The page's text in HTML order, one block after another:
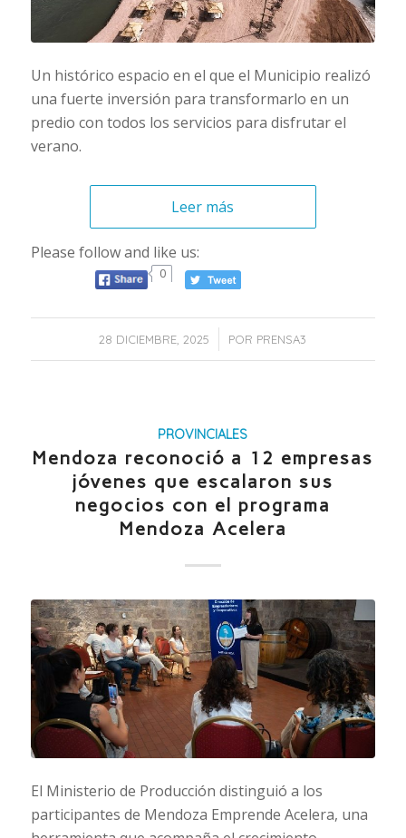
Un histórico espacio en el que el Municipio realizó
una fuerte inversión para transformarlo en un
predio con todos los servicios para disfrutar el
verano.
Leer más
Please follow and like us:
0
28 DICIEMBRE, 2025
/ POR PRENSA3
PROVINCIALES
Mendoza reconoció a 12 empresas
jóvenes que escalaron sus
negocios con el programa
Mendoza Acelera
El Ministerio de Producción distinguió a los
participantes de Mendoza Emprende Acelera, una